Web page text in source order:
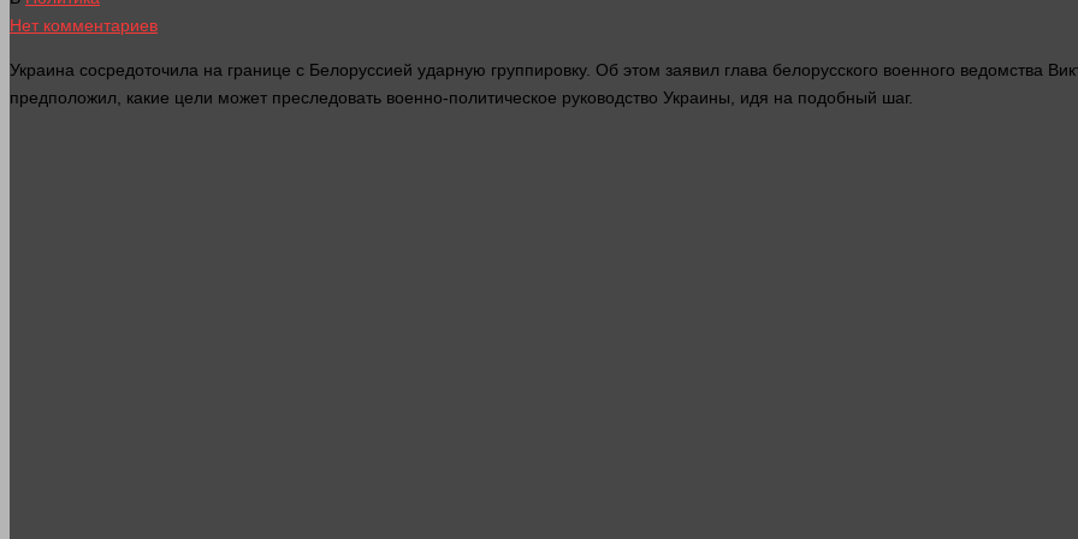
Нет комментариев
Украина сосредоточила на границе с Белоруссией ударную группировку. Об этом заявил глава белорусского военного ведомства
предположил, какие цели может преследовать военно-политическое руководство Украины, идя на подобный шаг.